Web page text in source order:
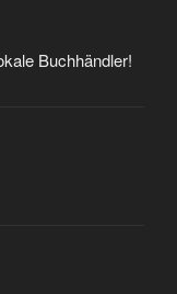
Buchhändler!